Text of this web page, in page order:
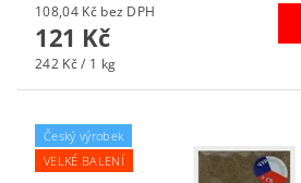
108,04 Kč bez DPH
121 Kč
242 Kč / 1 kg
Český výrobek
VELKÉ BALENÍ